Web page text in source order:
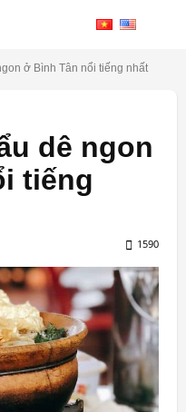
ở Bình Tân nổi tiếng nhất
dê ngon
tiếng
1590